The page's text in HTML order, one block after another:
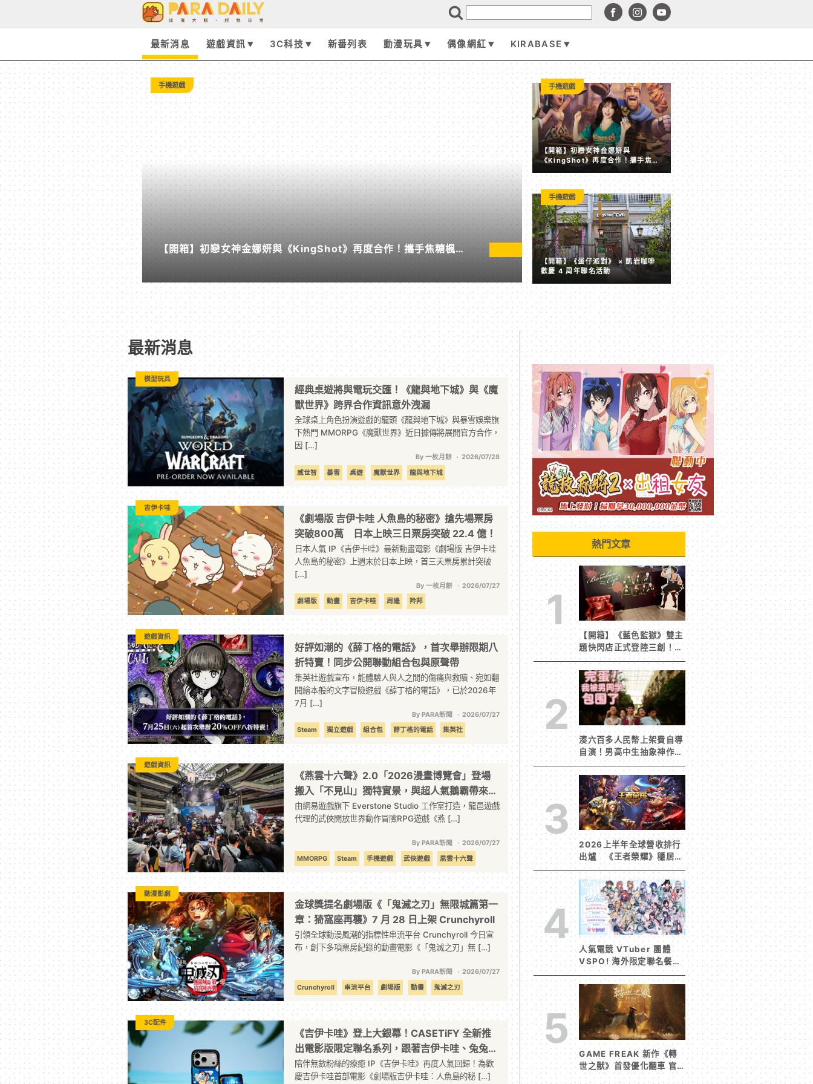
消
息
-
Paradaily
-
遊
戲
｜
動
漫
二
次
元
｜
3C
科
技
全
方
位
資
訊
平
台
最新消息 遊戲資訊 3C科技 新番列表 動漫玩具 偶像網紅 KIRABASE
手機遊戲
【開箱】初戀女神金娜妍與《KingShot》再度合作！攜手焦糖楓、
柒息地推出「國王燒烤節」活動
手機遊戲
【開箱】《蛋仔派對》 × 凱岩咖啡 歡慶 4 周年聯名活動
【開箱】初戀女神金娜妍與
《KingShot》再度合作！攜手焦糖
楓、柒息地推出「國王燒烤節」活動
手機遊戲
【開箱】《蛋仔派對》 × 凱岩咖啡
歡慶 4 周年聯名活動
手機遊戲
最新消息
模型玩具
經典桌遊將與電玩交匯！《龍與地下城》與《魔
獸世界》跨界合作資訊意外洩漏
全球桌上角色扮演遊戲的龍頭《龍與地下城》與暴雪娛樂旗
下熱門 MMORPG《魔獸世界》近日據傳將展開官方合作，
因 […]
By 一枚月餅
2026/07/28
威世智
暴雪 桌遊 魔獸世界 龍與地下城
吉伊卡哇
《劇場版 吉伊卡哇 人魚島的秘密》搶先場票房
突破800萬 日本上映三日票房突破 22.4 億！
日本人氣 IP《吉伊卡哇》最新動畫電影《劇場版 吉伊卡哇
人魚島的秘密》上週末於日本上映，首三天票房累計突破
[…]
By 一枚月餅
2026/07/27
劇場版
動畫 吉伊卡哇 周邊 羚邦
遊戲資訊
好評如潮的《薛丁格的電話》，首次舉辦限期八
折特賣！同步公開聯動組合包與原聲帶
集英社遊戲宣布，能體驗人與人之間的傷痛與救贖、宛如翻
閱繪本般的文字冒險遊戲《薛丁格的電話》，已於2026年
7月 […]
By PARA新聞
2026/07/27
Steam
獨立遊戲 組合包 薛丁格的電話 集英社
遊戲資訊
《燕雲十六聲》2.0「2026漫畫博覽會」登場
搬入「不見山」獨特實景，與超人氣鵝霸帶來豐
富驚喜！
由網易遊戲旗下 Everstone Studio 工作室打造，龍邑遊戲
代理的武俠開放世界動作冒險RPG遊戲《燕 […]
By PARA新聞
2026/07/27
MMORPG
Steam 手機遊戲 武俠遊戲 燕雲十六聲
網易
動漫影劇
金球獎提名劇場版《「鬼滅之刃」無限城篇第一
章：猗窩座再襲》7 月 28 日上架 Crunchyroll
引領全球動漫風潮的指標性串流平台 Crunchyroll 今日宣
布，創下多項票房紀錄的動畫電影《「鬼滅之刃」無 […]
By PARA新聞
2026/07/27
Crunchyroll
串流平台 劇場版 動畫 鬼滅之刃
3C配件
《吉伊卡哇》登上大銀幕！CASETiFY 全新推
出電影版限定聯名系列，跟著吉伊卡哇、兔兔和
小八貓一起探索神秘島嶼
陪伴無數粉絲的療癒 IP《吉伊卡哇》再度人氣回歸！為歡
慶吉伊卡哇首部電影《劇場版吉伊卡哇：人魚島的秘 […]
熱門文章
1
【開箱】《藍色監獄》雙主
題快閃店正式登陸三創！造
景與限定周邊搶先看
2
湊六百多人民幣上架費自導
自演！男高中生抽象神作
《完蛋！我被男同學包圍
了》突然爆紅
3
2026上半年全球營收排行
出爐 《王者榮耀》穩居榜
首《寒霜啟示錄》緊追在
後！
4
人氣電競 VTuber 團體
VSPO! 海外限定聯名餐廳
《Sail Beyond！～駛向
更遠的彼方～》今夏登場！
5
GAME FREAK 新作《轉
世之獸》首發優化翻車 官
方急發聲明承諾提供大量更